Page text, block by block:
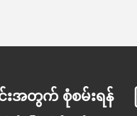
င်းအတွက် စုံစမ်းရန်